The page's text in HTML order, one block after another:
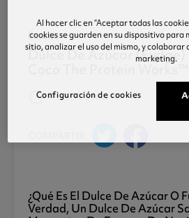
Recetas
Dulce De Azúcar (fudge)
Coco The Protein Works™
access_timePosted 18 Oct 2018
¿qué Es El Dulce De Azúcar O
Verdad, Un Dulce De Azúcar
Al hacer clic en “Aceptar todas las
cookies se guarden en su dispositivo
sitio, analizar el uso del mismo, y colaborar
marketing.
Configuración de cookies